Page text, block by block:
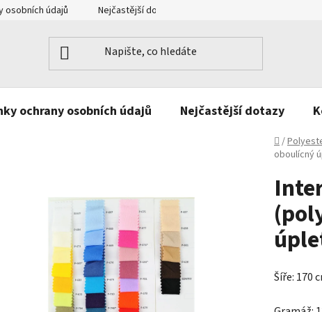
osobních údajů Nejčastější dotazy
ochrany osobních údajů Nejčastější dotazy
Domů
/
oboulícný
Šíře: 170